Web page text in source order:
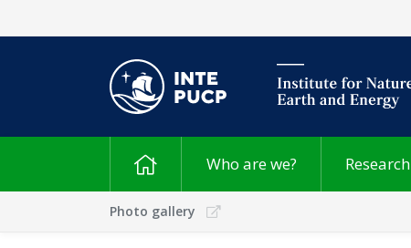
Who are we? Research
Photo gallery